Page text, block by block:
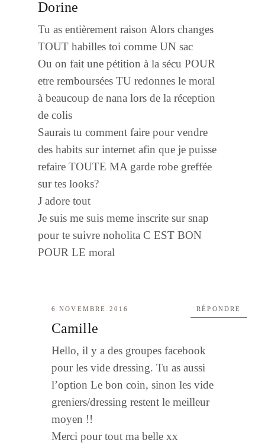
Dorine
Tu as entièrement raison Alors changes
TOUT habilles toi comme UN sac
Ou on fait une pétition à la sécu POUR
etre remboursées TU redonnes le moral
à beaucoup de nana lors de la réception
de colis
Saurais tu comment faire pour vendre
des habits sur internet afin que je puisse
refaire TOUTE MA garde robe greffée
sur tes looks?
J adore tout
Je suis me suis meme inscrite sur snap
pour te suivre noholita C EST BON
POUR LE moral
6 NOVEMBRE 2016
Camille
Hello, il y a des groupes facebook
pour les vide dressing. Tu as aussi
l’option Le bon coin, sinon les vide
greniers/dressing restent le meilleur
moyen !!
Merci pour tout ma belle xx
RÉPONDRE